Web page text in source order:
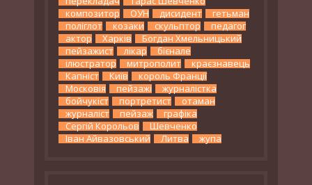
композитор
ОУН дисидент
гетьман
поліглот
козаки скульптор
педагог
актор
Харків
Богдан Хмельницький
пейзажист
лікар
бієнале
ілюстратор
митрополит
краєзнавець
Капніст
Київ
король Франції
Московія
пейзажі
журналістка
бойчукіст
портретист
отаман
журналіст
пейзаж
графіка
Сергій Корольов
Шевченко
Іван Айвазовський
Литва жупа